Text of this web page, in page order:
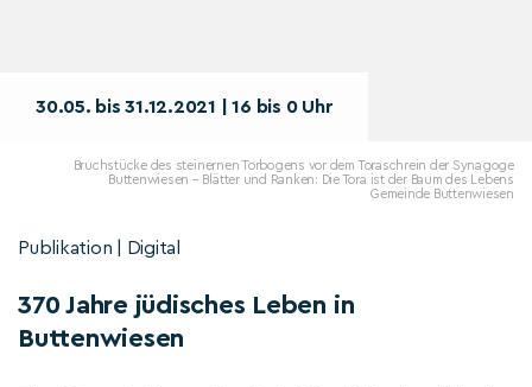
30.05. bis 31.12.2021 | 16 bis 0 Uhr
Bruchstücke des steinernen Torbogens vor dem Toraschrein der Synagoge
Buttenwiesen – Blätter und Ranken: Die Tora ist der Baum des Lebens
Gemeinde Buttenwiesen
Publikation | Digital
370 Jahre jüdisches Leben in
Buttenwiesen